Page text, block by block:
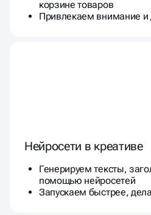
корзине товаров
Привлекаем внимание
Нейросети в креативе
Генерируем тексты,
помощью нейросетей
Запускаем быстрее,